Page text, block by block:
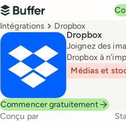
Navigation principale
Buffer
Breadcrumbs
Intégrations Dropbox
Dropbox
Joignez des
Dropbox à
Médias et
Commencer gratuitement
Conçu par